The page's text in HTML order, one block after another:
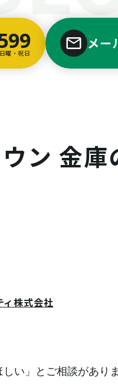
曜・祝日
メー
ン 金庫
ィ株式会社
い」とご相談がありま